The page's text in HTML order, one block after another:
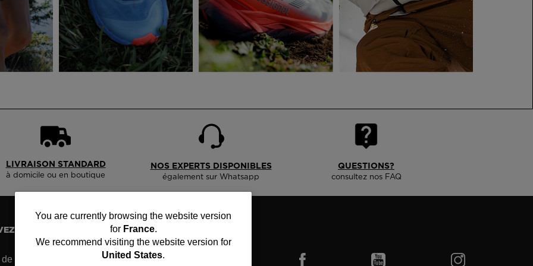
accessoires
Sacs, sacs à dos et sacs
de voyage
Nordique
ski de
Traçabilité des produits
Skis avec défaut
d'aspect
Produits upcyclés
Racing
Vélos
On Piste
Outlet
Trouvez un magasin
Application On Piste
You
are
You are currently browsing the website version
for France.
We recommend visiting the website version for
United States.
LIVRAISON STANDARD
à domicile ou en boutique
NOS EXPERTS DISPONIBLES
également sur Whatsapp
QUESTIONS?
consultez nos FAQ
VOUS ET RESTEZ CONNECTÉS
de 15% de réduction sur votre première commande!